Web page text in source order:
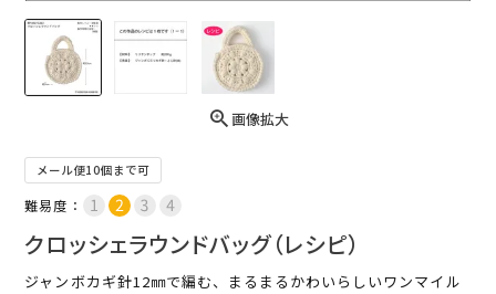
画像拡大
メール便10個まで可
難易度：
クロッシェラウンドバッグ（レシピ）
ジャンボカギ針12㎜で編む、まるまるかわいらしいワンマイル